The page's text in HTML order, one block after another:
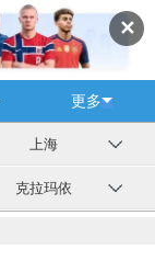
✕
更多
上海
克拉玛依